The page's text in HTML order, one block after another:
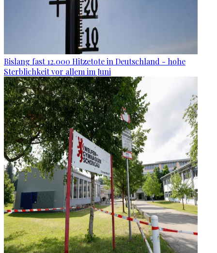
Bislang fast 12.000 Hitzetote in Deutschland - hohe
Sterblichkeit vor allem im Juni